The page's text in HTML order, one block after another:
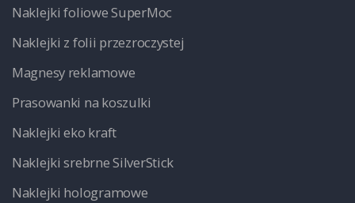
Naklejki foliowe SuperMoc
Naklejki z folii przezroczystej
Magnesy reklamowe
Prasowanki na koszulki
Naklejki eko kraft
Naklejki srebrne SilverStick
Naklejki hologramowe